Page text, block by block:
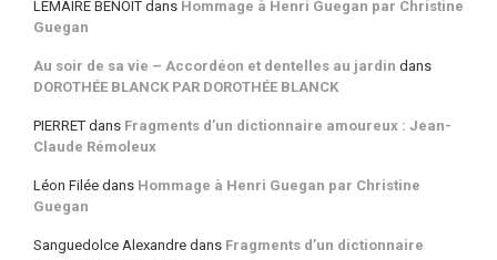
LEMAIRE BENOIT dans Hommage à Henri Guegan par Christine
Guegan
Au soir de sa vie – Accordéon et dentelles au jardin dans
DOROTHÉE BLANCK PAR DOROTHÉE BLANCK
PIERRET dans Fragments d’un dictionnaire amoureux : Jean-
Claude Rémoleux
Léon Filée dans Hommage à Henri Guegan par Christine
Guegan
Sanguedolce Alexandre dans Fragments d’un dictionnaire